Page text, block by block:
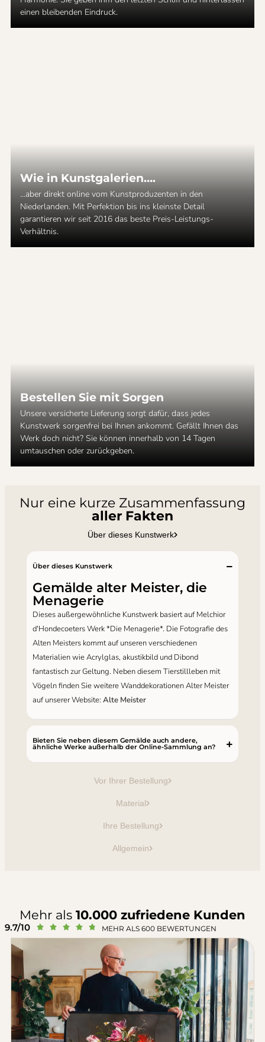
einen bleibenden Eindruck.
Wie in Kunstgalerien….
...aber direkt online vom Kunstproduzenten in den
Niederlanden. Mit Perfektion bis ins kleinste Detail
garantieren wir seit 2016 das beste Preis-Leistungs-
Verhältnis.
Bestellen Sie mit Sorgen
Unsere versicherte Lieferung sorgt dafür, dass jedes
Kunstwerk sorgenfrei bei Ihnen ankommt. Gefällt Ihnen das
Werk doch nicht? Sie können innerhalb von 14 Tagen
umtauschen oder zurückgeben.
Nur eine kurze Zusammenfassung
aller Fakten
Über dieses Kunstwerk
Vor Ihrer Bestellung
Material
Ihre Bestellung
Allgemein
Über dieses Kunstwerk
Gemälde alter Meister, die
Menagerie
Dieses außergewöhnliche Kunstwerk basiert auf Melchior
d'Hondecoeters Werk *Die Menagerie*. Die Fotografie des
Alten Meisters kommt auf unseren verschiedenen
Materialien wie Acrylglas, akustikbild und Dibond
fantastisch zur Geltung. Neben diesem Tierstillleben mit
Vögeln finden Sie weitere Wanddekorationen Alter Meister
auf unserer Website: Alte Meister
Bieten Sie neben diesem Gemälde auch andere,
ähnliche Werke außerhalb der Online-Sammlung an?
Mehr als 10.000 zufriedene Kunden
9.7/10      MEHR ALS 600 BEWERTUNGEN